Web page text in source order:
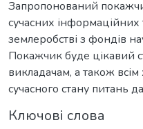
Запропонований
сучасних інформаційних
землеробстві з фондів
Покажчик буде цікавий
викладачам, а також
сучасного стану питань
Ключові слова